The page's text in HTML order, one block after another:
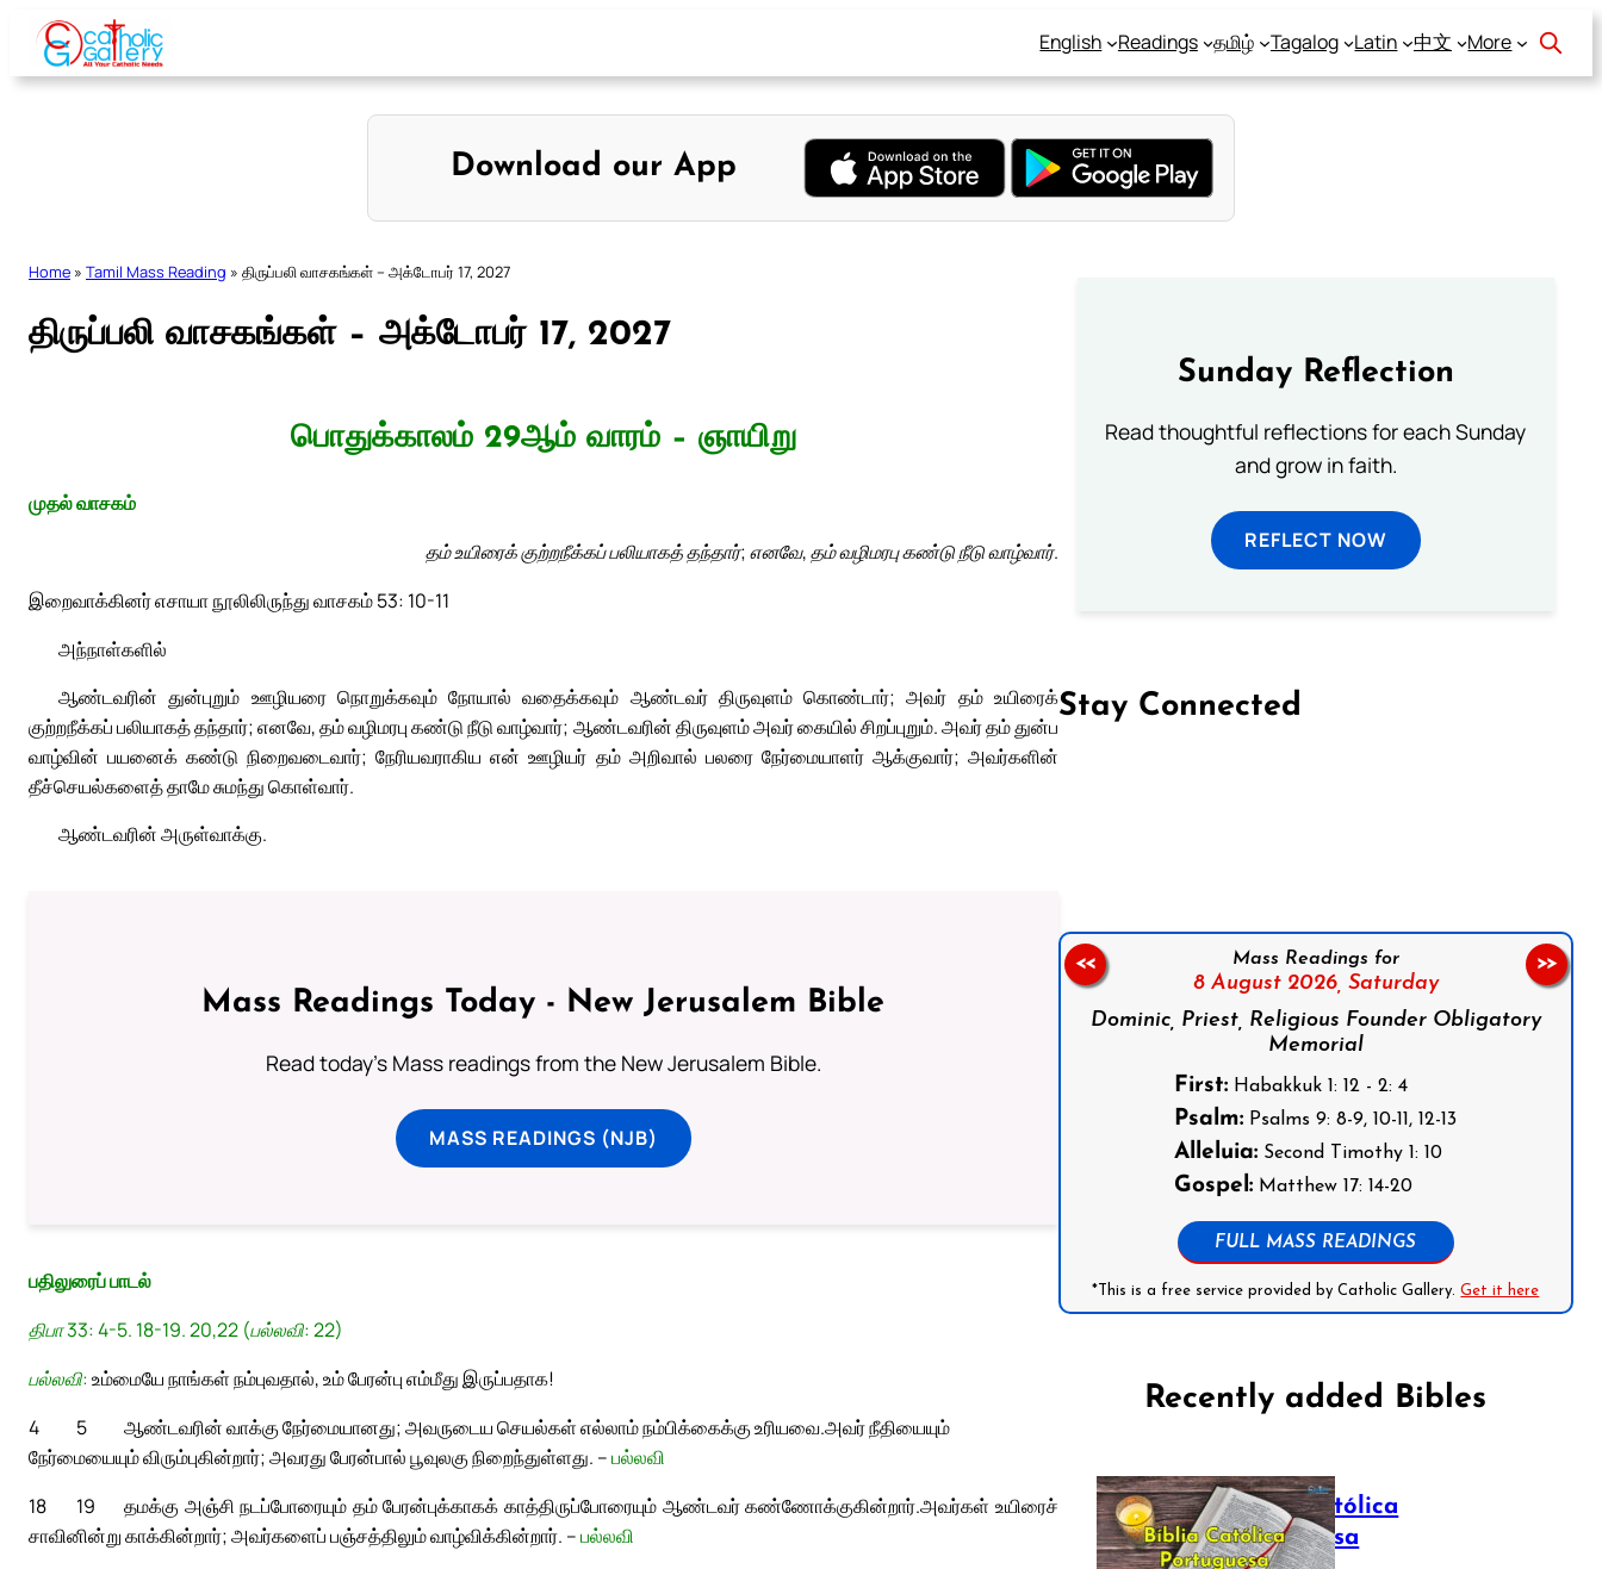
Skip
content
English Readings தமிழ் Tagalog Latin 中文 More
Download our App
Home » Tamil Mass Reading » திருப்பலி வாசகங்கள் – அக்டோபர் 17, 2027
திருப்பலி வாசகங்கள் – அக்டோபர் 17, 2027
பொதுக்காலம் 29ஆம் வாரம் – ஞாயிறு
முதல் வாசகம்
தம் உயிரைக் குற்றநீக்கப் பலியாகத் தந்தார்; எனவே, தம் வழிமரபு கண்டு நீடு வாழ்வார்.
இறைவாக்கினர் எசாயா நூலிலிருந்து வாசகம் 53: 10-11
அந்நாள்களில்
ஆண்டவரின் துன்புறும் ஊழியரை நொறுக்கவும் நோயால் வதைக்கவும் ஆண்டவர் திருவுளம் கொண்டார்; அவர் தம் உயிரைக்
குற்றநீக்கப் பலியாகத் தந்தார்; எனவே, தம் வழிமரபு கண்டு நீடு வாழ்வார்; ஆண்டவரின் திருவுளம் அவர் கையில் சிறப்புறும். அவர் தம் துன்ப
வாழ்வின் பயனைக் கண்டு நிறைவடைவார்; நேரியவராகிய என் ஊழியர் தம் அறிவால் பலரை நேர்மையாளர் ஆக்குவார்; அவர்களின்
தீச்செயல்களைத் தாமே சுமந்து கொள்வார்.
ஆண்டவரின் அருள்வாக்கு.
Mass Readings Today - New Jerusalem Bible
Read today's Mass readings from the New Jerusalem Bible.
MASS READINGS (NJB)
பதிலுரைப் பாடல்
திபா 33: 4-5. 18-19. 20,22 (பல்லவி: 22)
பல்லவி:உம்மையே நாங்கள் நம்புவதால், உம் பேரன்பு எம்மீது இருப்பதாக!
4
ஆண்டவரின் வாக்கு நேர்மையானது; அவருடைய செயல்கள் எல்லாம் நம்பிக்கைக்கு உரியவை.
5
அவர் நீதியையும்
நேர்மையையும் விரும்புகின்றார்; அவரது பேரன்பால் பூவுலகு நிறைந்துள்ளது. –பல்லவி
18
தமக்கு அஞ்சி நடப்போரையும் தம் பேரன்புக்காகக் காத்திருப்போரையும் ஆண்டவர் கண்ணோக்குகின்றார்.
19
அவர்கள் உயிரைச்
சாவினின்று காக்கின்றார்; அவர்களைப் பஞ்சத்திலும் வாழ்விக்கின்றார். –பல்லவி
Sunday Reflection
Read thoughtful reflections for each Sunday
and grow in faith.
REFLECT NOW
Stay Connected
Mass Readings for
8 August 2026, Saturday
Dominic, Priest, Religious Founder Obligatory
Memorial
First: Habakkuk 1: 12 - 2: 4
Psalm: Psalms 9: 8-9, 10-11, 12-13
Alleluia: Second Timothy 1: 10
Gospel: Matthew 17: 14-20
FULL MASS READINGS
*This is a free service provided by Catholic Gallery.Get it here
<< >>
Recently added Bibles
Bíblia Católica
Portuguesa